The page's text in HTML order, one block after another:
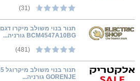
(31)
תנור בנוי משולב מיקרו דגם
BCM4547A10BG גורניה...
(481)
GORENJE גורניה...